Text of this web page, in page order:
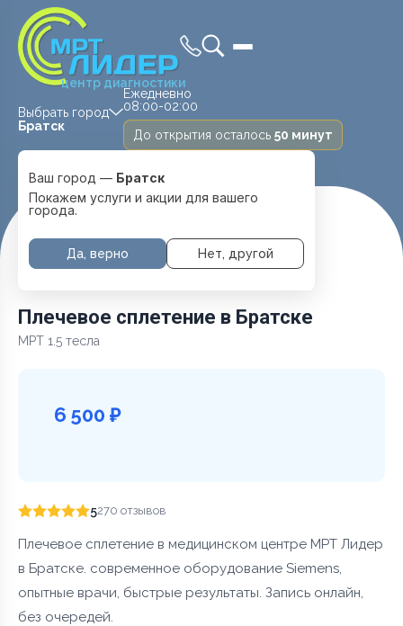
центр диагностики
Выбрать город
Братск
Ежедневно
08:00-02:00
До открытия осталось 50 минут
Ваш город — Братск
Покажем услуги и акции для вашего
города.
Да, верно Нет, другой
Плечевое сплетение
Плечевое сплетение в Братске
МРТ 1.5 тесла
6 500 ₽
5270 отзывов
Плечевое сплетение в медицинском центре МРТ Лидер
в Братске. современное оборудование Siemens,
опытные врачи, быстрые результаты. Запись онлайн,
без очередей.